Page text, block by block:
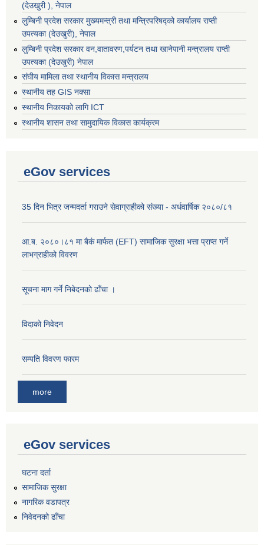
(देउखुरी ), नेपाल
लुम्बिनी प्रदेश सरकार मुख्यमन्त्री तथा मन्त्रिपरिषद्को कार्यालय राप्ती
उपत्यका (देउखुरी), नेपाल
लुम्बिनी प्रदेश सरकार वन,वातावरण,पर्यटन तथा खानेपानी मन्त्रालय राप्ती
उपत्यका (देउखुरी) नेपाल
संघीय मामिला तथा स्थानीय विकास मन्त्रालय
स्थानीय तह GIS नक्सा
स्थानीय निकायको लागि ICT
स्थानीय शासन तथा सामुदायिक विकास कार्यक्रम
eGov services
35 दिन भित्र जन्मदर्ता गराउने सेवाग्राहीको संख्या - अर्धवार्षिक २०८०/८१
आ.ब. २०८०।८१ मा बैकं मार्फत (EFT) सामाजिक सुरक्षा भत्ता प्राप्त गर्ने
लाभग्राहीको विवरण
सूचना माग गर्ने निबेदनको ढाँचा ।
विदाको निवेदन
सम्पति विवरण फारम
more
eGov services
घटना दर्ता
सामाजिक सुरक्षा
नागरिक वडापत्र
निवेदनको ढाँचा